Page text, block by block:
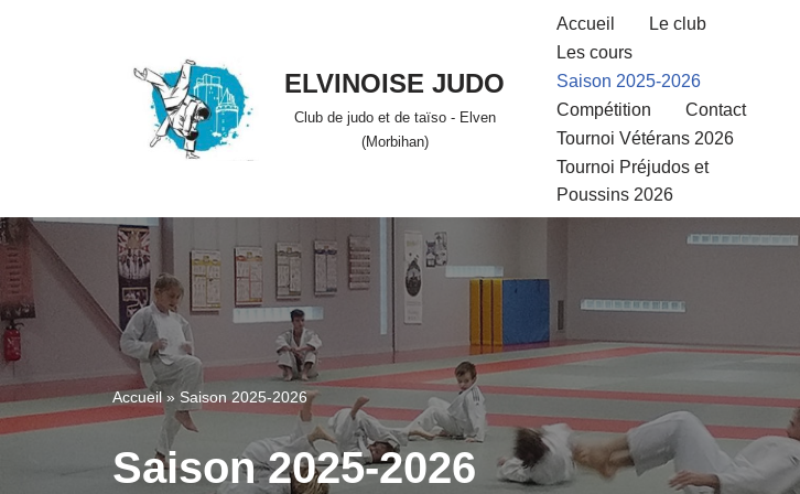
ELVINOISE JUDO
Club de judo et de taïso - Elven
(Morbihan)
Accueil
Le club
Les cours
Saison 2025-2026
Compétition
Contact
Tournoi Vétérans 2026
Tournoi Préjudos et
Poussins 2026
Accueil» Saison 2025-2026
Saison 2025-2026